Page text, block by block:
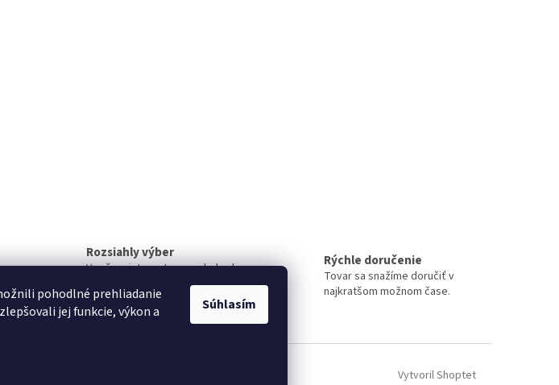
pohodlné prehliadanie
jej funkcie, výkon a
Súhlasím
Rozsiahly výber
V našom internetovom obchode
nájdete rozsiahly sortiment
produktov
Rýchle doručenie
Tovar sa snažíme doručiť v
najkratšom možnom čase.
Vytvoril Shoptet